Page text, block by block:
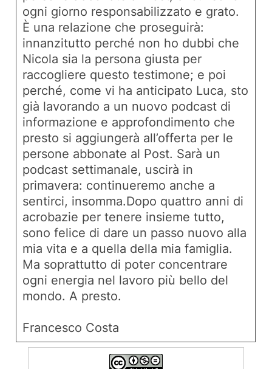
ogni giorno responsabilizzato e grato.
È una relazione che proseguirà:
innanzitutto perché non ho dubbi che
Nicola sia la persona giusta per
raccogliere questo testimone; e poi
perché, come vi ha anticipato Luca, sto
già lavorando a un nuovo podcast di
informazione e approfondimento che
presto si aggiungerà all’offerta per le
persone abbonate al Post. Sarà un
podcast settimanale, uscirà in
primavera: continueremo anche a
sentirci, insomma.Dopo quattro anni di
acrobazie per tenere insieme tutto,
sono felice di dare un passo nuovo alla
mia vita e a quella della mia famiglia.
Ma soprattutto di poter concentrare
ogni energia nel lavoro più bello del
mondo. A presto.
Francesco Costa